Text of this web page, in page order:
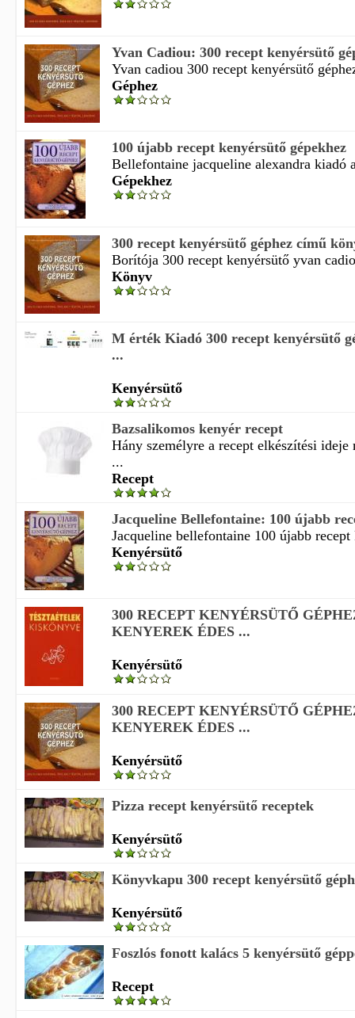
Yvan Cadiou: 300 recept kenyérsütő
Yvan cadiou 300 recept kenyérsütő
Géphez
100 újabb recept kenyérsütő gépekhez
Bellefontaine jacqueline alexandra kiadó
Gépekhez
300 recept kenyérsütő géphez című
Borítója 300 recept kenyérsütő yvan
Könyv
M érték Kiadó 300 recept kenyérsütő
...
Kenyérsütő
Bazsalikomos kenyér recept
Hány személyre a recept elkészítési
...
Recept
Jacqueline Bellefontaine: 100 újabb
Jacqueline bellefontaine 100 újabb
Kenyérsütő
300 RECEPT KENYÉRSÜTŐ
KENYEREK ÉDES ...
Kenyérsütő
300 RECEPT KENYÉRSÜTŐ
KENYEREK ÉDES ...
Kenyérsütő
Pizza recept kenyérsütő receptek
Kenyérsütő
Könyvkapu 300 recept kenyérsütő
Kenyérsütő
Foszlós fonott kalács 5 kenyérsütő
Recept